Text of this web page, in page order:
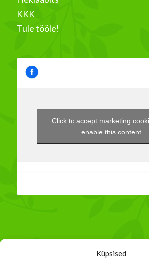
Küpsised
KKK
Tule tööle!
Click to accept marketing
enable this content